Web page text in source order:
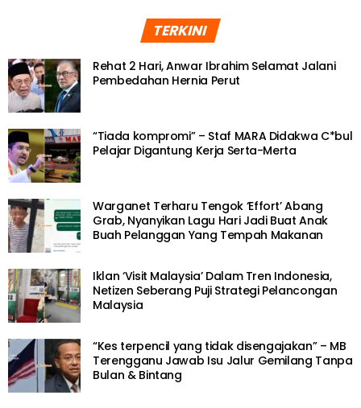
TERKINI
Rehat 2 Hari, Anwar Ibrahim Selamat Jalani
Pembedahan Hernia Perut
“Tiada kompromi” – Staf MARA Didakwa C*bul
Pelajar Digantung Kerja Serta-Merta
Warganet Terharu Tengok ‘Effort’ Abang
Grab, Nyanyikan Lagu Hari Jadi Buat Anak
Buah Pelanggan Yang Tempah Makanan
Iklan ‘Visit Malaysia’ Dalam Tren Indonesia,
Netizen Seberang Puji Strategi Pelancongan
Malaysia
“Kes terpencil yang tidak disengajakan” – MB
Terengganu Jawab Isu Jalur Gemilang Tanpa
Bulan & Bintang